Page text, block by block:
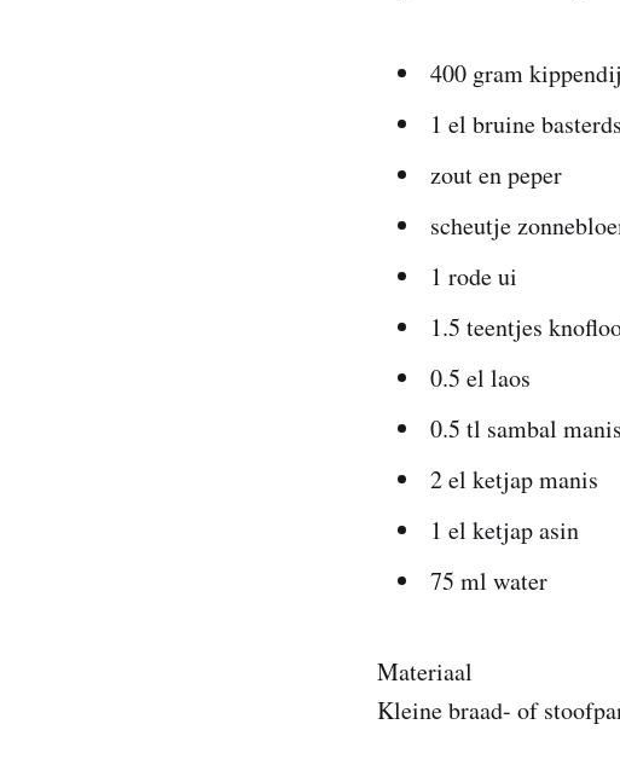
400 gram
1 el bruine
zout en peper
scheutje
1 rode ui
1.5 teentjes
0.5 el laos
0.5 tl sambal manis
2 el ketjap manis
1 el ketjap asin
75 ml water
Materiaal
Kleine braad- of